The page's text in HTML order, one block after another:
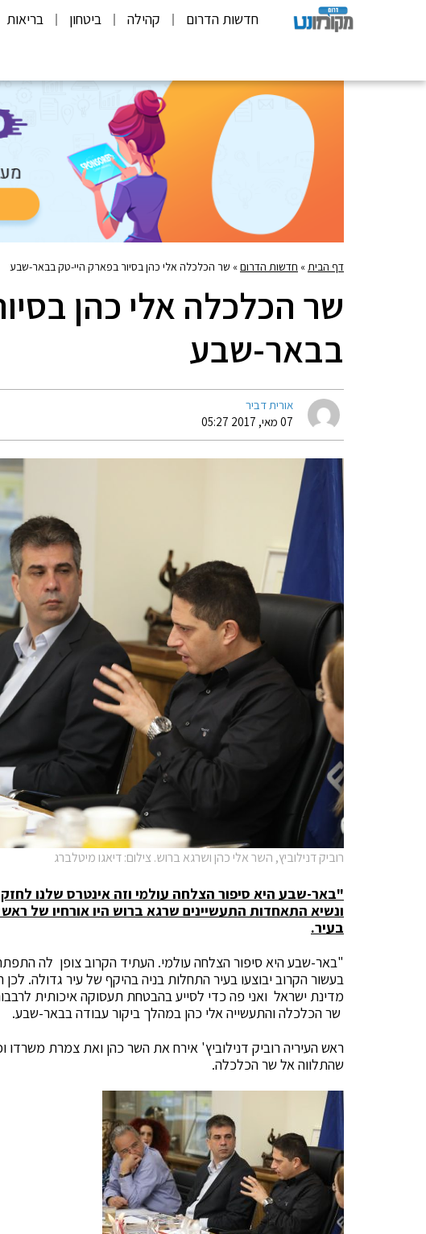
חדשות הדרום קהילה ביטחון בריאות
דף הבית » חדשות הדרום» שר הכלכלה אלי כהן בסיור בפארק היי-טק בבאר-שבע
שר הכלכלה אלי כהן
בבאר-שבע
אורית דביר
07 מאי, 2017 05:27
רוביק דנילוביץ, השר אלי כהן ושרגא ברוש. צילום: דיאגו מיטלברג
"באר-שבע היא סיפור הצלחה עולמי וזה אינטרס שלנו
ונשיא התאחדות התעשיינים שרגא ברוש היו אורחיו של
בעיר.
"באר-שבע היא סיפור הצלחה עולמי. העתיד הקרוב צופן לה
בעשור הקרוב יבוצעו בעיר התחלות בניה בהיקף של עיר גדולה.
מדינת ישראל ואני פה כדי לסייע בהבטחת תעסוקה איכותית
שר הכלכלה והתעשייה אלי כהן במהלך ביקור עבודה בבאר-שבע.
ראש העיריה רוביק דנילוביץ' אירח את השר כהן ואת צמרת
שהתלווה אל שר הכלכלה.